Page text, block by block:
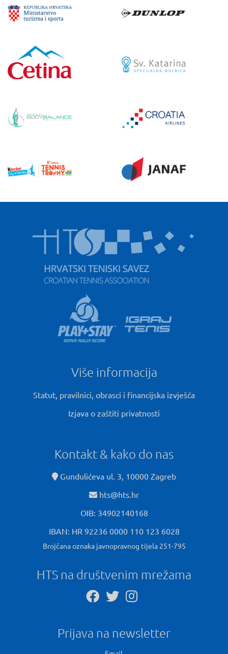
Više informacija
Statut, pravilnici, obrasci i financijska izvješća
Izjava o zaštiti privatnosti
Kontakt & kako do nas
Gundulićeva ul. 3, 10000 Zagreb
hts@hts.hr
OIB: 34902140168
IBAN: HR 92236 0000 110 123 6028
Brojčana oznaka javnopravnog tijela 251-795
HTS na društvenim mrežama
Prijava na newsletter